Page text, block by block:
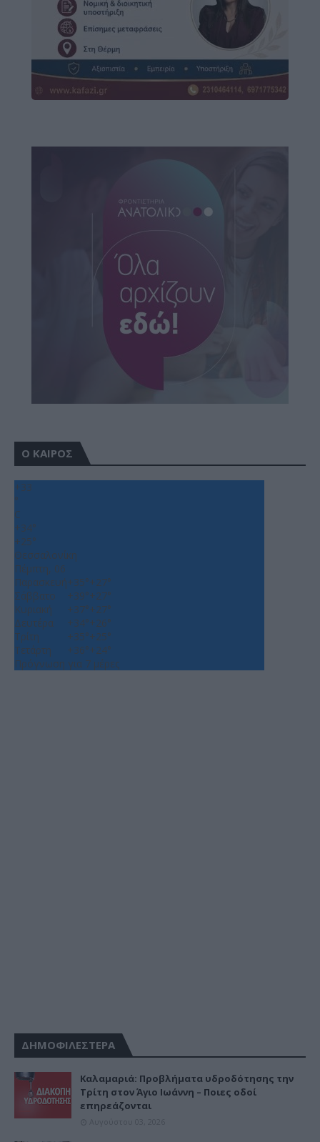
Ο ΚΑΙΡΟΣ
+33
°
C
+34°
+25°
Θεσσαλονίκη
Πέμπτη, 06
Παρασκευή+35°+27°
Σάββατο
+39°+27°
Κυριακή
+37°+27°
Δευτέρα
+34°+26°
Τρίτη
+35°+25°
Τετάρτη
+36°+24°
Πρόγνωση για 7 μέρες
ΔΗΜΟΦΙΛΕΣΤΕΡΑ
Καλαμαριά: Προβλήματα υδροδότησης την
Τρίτη στον Άγιο Ιωάννη – Ποιες οδοί
επηρεάζονται